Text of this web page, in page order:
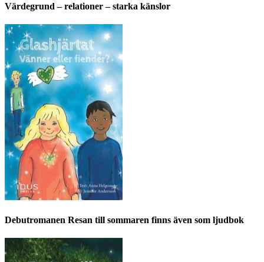
Värdegrund – relationer – starka känslor
Debutromanen Resan till sommaren finns även som ljudbok